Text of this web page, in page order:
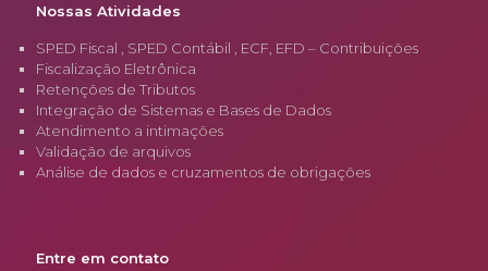
Nossas Atividades
SPED Fiscal , SPED Contábil , ECF, EFD – Contribuições
Fiscalização Eletrônica
Retenções de Tributos
Integração de Sistemas e Bases de Dados
Atendimento a intimações
Validação de arquivos
Análise de dados e cruzamentos de obrigações
Entre em contato